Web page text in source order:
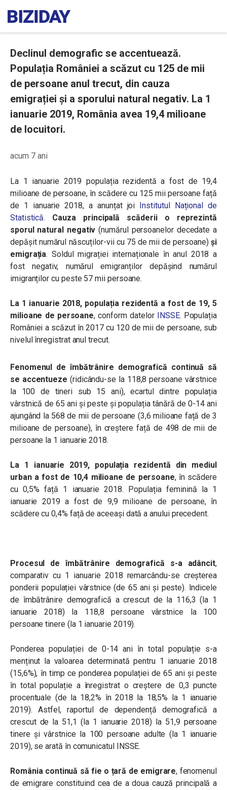
Declinul demografic se accentuează.
Populația României a scăzut cu 125 de mii
de persoane anul trecut, din cauza
emigrației și a sporului natural negativ. La 1
ianuarie 2019, România avea 19,4 milioane
de locuitori.
acum 7 ani
La 1 ianuarie 2019 populația rezidentă a fost de 19,4
milioane de persoane, în scădere cu 125 mii persoane față
de 1 ianuarie 2018, a anunțat joi Institutul Național de
Statistică. Cauza principală scăderii o reprezintă
sporul natural negativ (numărul persoanelor decedate a
depășit numărul născuților-vii cu 75 de mii de persoane)și
emigrația. Soldul migrației internaționale în anul 2018 a
fost negativ, numărul emigranților depășind numărul
imigranților cu peste 57 mii persoane.
La 1 ianuarie 2018, populația rezidentă a fost de 19, 5
milioane de persoane, conform datelor INSSE. Populația
României a scăzut în 2017 cu 120 de mii de persoane, sub
nivelul înregistrat anul trecut.
Fenomenul de îmbătrânire demografică continuă să
se accentueze (ridicându-se la 118,8 persoane vârstnice
la 100 de tineri sub 15 ani), ecartul dintre populația
vârstnică de 65 ani și peste și populația tânără de 0-14 ani
ajungând la 568 de mii de persoane (3,6 milioane față de 3
milioane de persoane), în creștere față de 498 de mii de
persoane la 1 ianuarie 2018.
La 1 ianuarie 2019, populația rezidentă din mediul
urban a fost de 10,4 milioane de persoane, în scădere
cu 0,5% față 1 ianuarie 2018. Populația feminină la 1
ianuarie 2019 a fost de 9,9 milioane de persoane, în
scădere cu 0,4% față de aceeași dată a anului precedent.
Procesul de îmbătrânire demografică s-a adâncit,
comparativ cu 1 ianuarie 2018 remarcându-se creșterea
ponderii populației vârstnice (de 65 ani și peste). Indicele
de îmbătrânire demografică a crescut de la 116,3 (la 1
ianuarie 2018) la 118,8 persoane vârstnice la 100
persoane tinere (la 1 ianuarie 2019).
Ponderea populației de 0-14 ani în total populație s-a
menținut la valoarea determinată pentru 1 ianuarie 2018
(15,6%), în timp ce ponderea populației de 65 ani și peste
în total populație a înregistrat o creștere de 0,3 puncte
procentuale (de la 18,2% în 2018 la 18,5% la 1 ianuarie
2019). Astfel, raportul de dependență demografică a
crescut de la 51,1 (la 1 ianuarie 2018) la 51,9 persoane
tinere și vârstnice la 100 persoane adulte (la 1 ianuarie
2019), se arată în comunicatul INSSE.
România continuă să fie o țară de emigrare, fenomenul
de emigrare constituind cea de a doua cauză principală a